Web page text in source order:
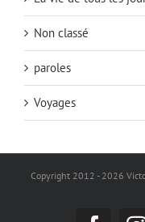
Non classé
paroles
Voyages
Copyright 2012 - 2026